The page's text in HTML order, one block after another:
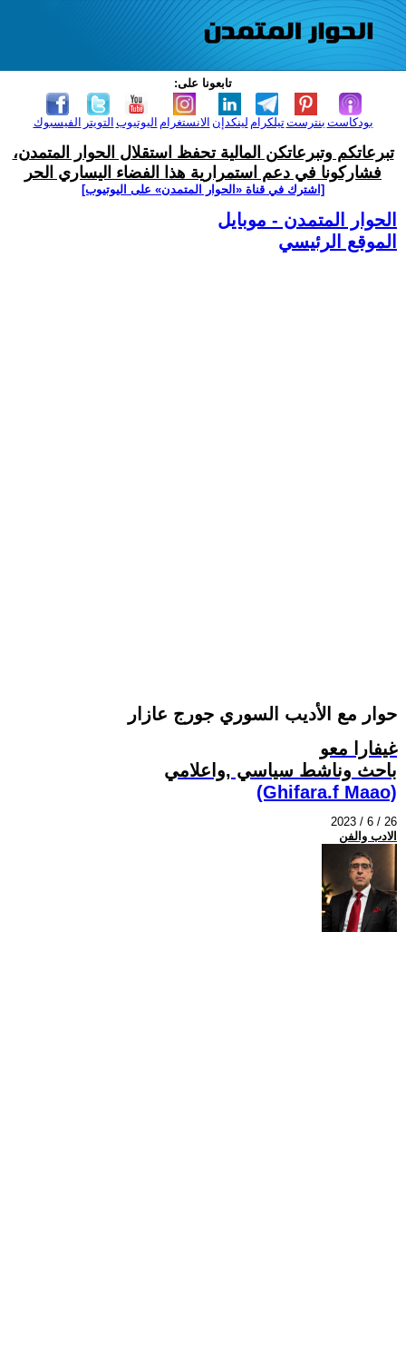
تابعونا على:
الفيسبوك التويتر اليوتيوب الانستغرام لينكدإن تيلكرامبنترست بودكاست
تبرعاتكم وتبرعاتكن المالية تحفظ استقلال الحوار المتمدن،
فشاركونا في دعم استمرارية هذا الفضاء اليساري الحر
[اشترك في قناة ‫«الحوار المتمدن» على اليوتيوب]
الحوار المتمدن - موبايل
الموقع الرئيسي
حوار مع الأديب السوري جورج عازار
غيفارا معو
باحث وناشط سياسي ,واعلامي
(Ghifara.f Maao)
2023 / 6 / 26
الادب والفن